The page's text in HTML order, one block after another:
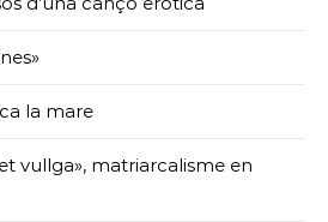
la mare
vullga», matriarcalisme en